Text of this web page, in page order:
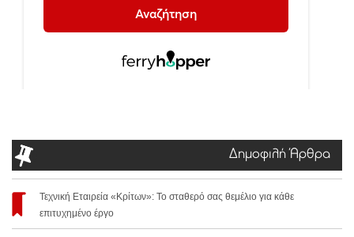
Δημοφιλή Άρθρα
Τεχνική Εταιρεία «Κρίτων»: Το σταθερό σας θεμέλιο για κάθε
επιτυχημένο έργο